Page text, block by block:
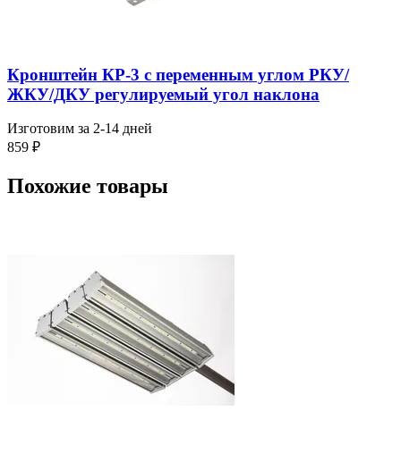
Кронштейн КР-3 с переменным углом РКУ/
ЖКУ/ДКУ регулируемый угол наклона
Изготовим за 2-14 дней
859 ₽
Похожие товары